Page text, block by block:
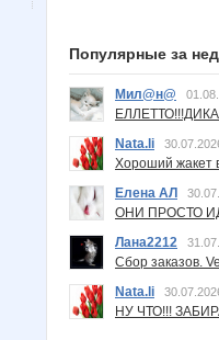
Популярные за
Мил@н@
Nata.li
Хороший жакет
Елена АЛ
ОНИ ПРОСТО
Лана2212
Сбор заказов.
Nata.li
НУ ЧТО!!!